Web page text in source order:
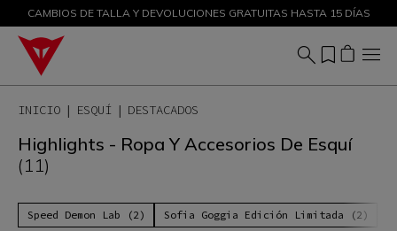
DESCUENTOS DE HASTA EL 50 % – ¡COMPRA AHORA
CAMBIOS DE TALLA Y DEVOLUCIONES GRATUITAS HASTA 15 DÍAS
INICIO ESQUÍ DESTACADOS
Highlights - Ropa Y Accesorios De Esquí
(11)
Speed Demon Lab (2) Sofia Goggia Edición Limitada (2)